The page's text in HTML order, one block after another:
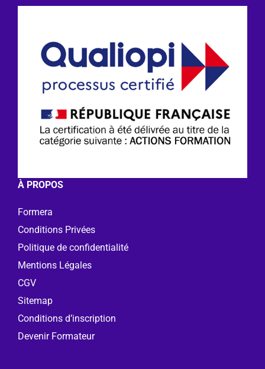
À PROPOS
Formera
Conditions Privées
Politique de confidentialité
Mentions Légales
CGV
Sitemap
Conditions d’inscription
Devenir Formateur